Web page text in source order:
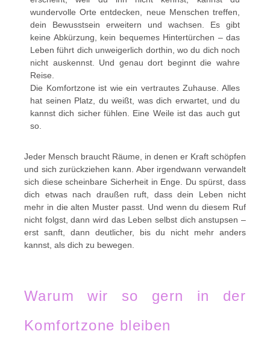
wundervolle Orte entdecken, neue Menschen treffen,
dein Bewusstsein erweitern und wachsen. Es gibt
keine Abkürzung, kein bequemes Hintertürchen – das
Leben führt dich unweigerlich dorthin, wo du dich noch
nicht auskennst. Und genau dort beginnt die wahre
Reise.
Die Komfortzone ist wie ein vertrautes Zuhause. Alles
hat seinen Platz, du weißt, was dich erwartet, und du
kannst dich sicher fühlen. Eine Weile ist das auch gut
so.
Jeder Mensch braucht Räume, in denen er Kraft schöpfen
und sich zurückziehen kann. Aber irgendwann verwandelt
sich diese scheinbare Sicherheit in Enge. Du spürst, dass
dich etwas nach draußen ruft, dass dein Leben nicht
mehr in die alten Muster passt. Und wenn du diesem Ruf
nicht folgst, dann wird das Leben selbst dich anstupsen –
erst sanft, dann deutlicher, bis du nicht mehr anders
kannst, als dich zu bewegen.
Warum wir so gern in der
Komfortzone bleiben